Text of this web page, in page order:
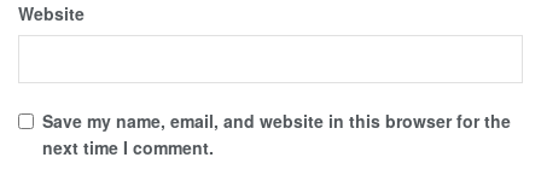
Website
Save my name, email, and website in this browser for the
next time I comment.